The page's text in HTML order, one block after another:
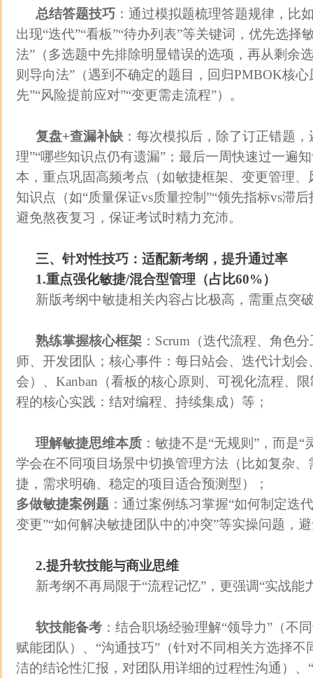
总结答题技巧 ：通过模拟题梳理答题规律，比
出现“迭代”“看板”“待办列表”等关键词，优先选择
法”（多选题中先排除明显错误的选项，再从剩余
则导向法”（遇到不确定的题目，回归PMBOK核
先”“风险提前应对”“变更需走流程”）。
复盘+查漏补缺 ：每次模拟后，除了订正错题
理”“哪些知识点仍有遗漏”；最后一周快速过一遍
本，重点巩固高频考点（如敏捷框架、变更管理
知识点（如“质量保证vs质量控制”“领先指标vs滞
避免熬夜复习，保证考试时精力充沛。
三、针对性技巧：适配新考纲，提升通过率
1.重点强化敏捷/混合型管理（占比60%）
新版考纲中敏捷相关内容占比极高，需重点突
熟练掌握核心框架 ：Scrum（迭代流程、角色
师、开发团队；核心事件：每日站会、迭代计划
会）、Kanban（看板的核心原则、可视化流程、
程的核心实践：结对编程、持续集成）等；
理解敏捷思维本质 ：敏捷不是“无规则”，而是
学会在不同项目场景中切换管理方法（比如复杂
捷，需求明确、稳定的项目适合预测型）；
多做敏捷案例题 ：通过案例练习掌握“如何制定迭
变更”“如何解决敏捷团队中的冲突”等实操问题，
2.提升软技能与商业思维
新考纲不再局限于“流程记忆”，更强调“实战能
软技能备考 ：结合职场经验理解“领导力”（不
赋能团队）、“沟通技巧”（针对不同相关方选择
洁的结论性汇报，对团队用详细的过程性沟通）、